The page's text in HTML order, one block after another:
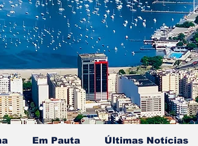
Em Pauta Últimas Notícias